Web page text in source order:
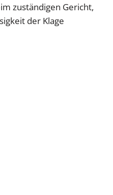
zuständigen Gericht,
der Klage